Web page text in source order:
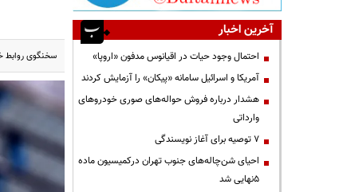
سخنگوی روابط
آخرین اخبار
احتمال وجود حیات در اقیانوس مدفون «اروپا»
آمریکا و اسرائیل سامانه «پیکان» را آزمایش کردند
هشدار درباره فروش حواله‌های صوری خودروهای
وارداتی
۷ توصیه برای آغاز نویسندگی
احیای شن‌چاله‌های جنوب تهران درکمیسیون ماده
۵نهایی شد